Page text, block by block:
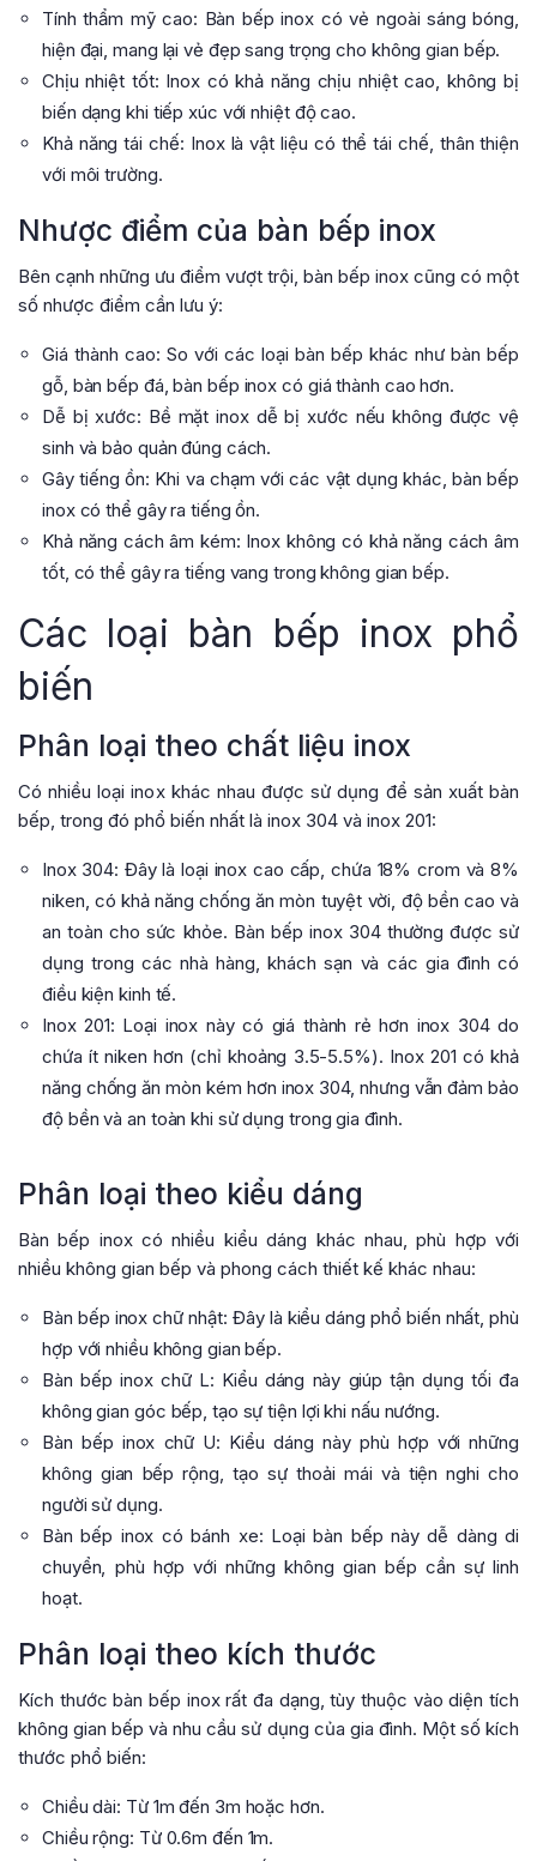
Tính thẩm mỹ cao: Bàn bếp inox có vẻ ngoài sáng bóng,
hiện đại, mang lại vẻ đẹp sang trọng cho không gian bếp.
Chịu nhiệt tốt: Inox có khả năng chịu nhiệt cao, không bị
biến dạng khi tiếp xúc với nhiệt độ cao.
Khả năng tái chế: Inox là vật liệu có thể tái chế, thân thiện
với môi trường.
Nhược điểm của bàn bếp inox
Bên cạnh những ưu điểm vượt trội, bàn bếp inox cũng có một
số nhược điểm cần lưu ý:
Giá thành cao: So với các loại bàn bếp khác như bàn bếp
gỗ, bàn bếp đá, bàn bếp inox có giá thành cao hơn.
Dễ bị xước: Bề mặt inox dễ bị xước nếu không được vệ
sinh và bảo quản đúng cách.
Gây tiếng ồn: Khi va chạm với các vật dụng khác, bàn bếp
inox có thể gây ra tiếng ồn.
Khả năng cách âm kém: Inox không có khả năng cách âm
tốt, có thể gây ra tiếng vang trong không gian bếp.
Các loại bàn bếp inox phổ
biến
Phân loại theo chất liệu inox
Có nhiều loại inox khác nhau được sử dụng để sản xuất bàn
bếp, trong đó phổ biến nhất là inox 304 và inox 201:
Inox 304: Đây là loại inox cao cấp, chứa 18% crom và 8%
niken, có khả năng chống ăn mòn tuyệt vời, độ bền cao và
an toàn cho sức khỏe. Bàn bếp inox 304 thường được sử
dụng trong các nhà hàng, khách sạn và các gia đình có
điều kiện kinh tế.
Inox 201: Loại inox này có giá thành rẻ hơn inox 304 do
chứa ít niken hơn (chỉ khoảng 3.5-5.5%). Inox 201 có khả
năng chống ăn mòn kém hơn inox 304, nhưng vẫn đảm bảo
độ bền và an toàn khi sử dụng trong gia đình.
Phân loại theo kiểu dáng
Bàn bếp inox có nhiều kiểu dáng khác nhau, phù hợp với
nhiều không gian bếp và phong cách thiết kế khác nhau:
Bàn bếp inox chữ nhật: Đây là kiểu dáng phổ biến nhất, phù
hợp với nhiều không gian bếp.
Bàn bếp inox chữ L: Kiểu dáng này giúp tận dụng tối đa
không gian góc bếp, tạo sự tiện lợi khi nấu nướng.
Bàn bếp inox chữ U: Kiểu dáng này phù hợp với những
không gian bếp rộng, tạo sự thoải mái và tiện nghi cho
người sử dụng.
Bàn bếp inox có bánh xe: Loại bàn bếp này dễ dàng di
chuyển, phù hợp với những không gian bếp cần sự linh
hoạt.
Phân loại theo kích thước
Kích thước bàn bếp inox rất đa dạng, tùy thuộc vào diện tích
không gian bếp và nhu cầu sử dụng của gia đình. Một số kích
thước phổ biến:
Chiều dài: Từ 1m đến 3m hoặc hơn.
Chiều rộng: Từ 0.6m đến 1m.